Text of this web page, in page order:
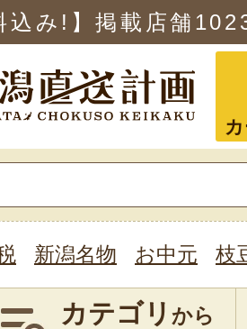
込み!】掲載店舗
新潟名物 お中元 枝
カテゴリ から